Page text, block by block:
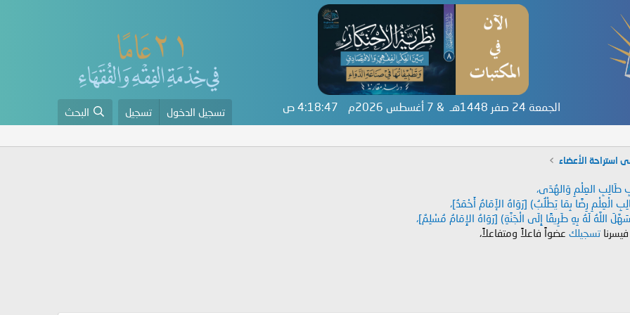
الجمعة 24 صفر 1448هـ & 7 أغسطس 2026م 4:18:47 ص تسجيل الدخول تسجيل البحث
استراحة الأعضاء
طَالِبِ العِلْمِ وَالهُدَى،
الْعِلْمِ رِضًا بِمَا يَطْلُبُ) [رَوَاهُ الإَمَامُ أَحْمَدُ]،
اللَّهُ لَهُ بِهِ طَرِيقًا إِلَى الْجَنَّةِ) [رَوَاهُ الإِمَامُ مُسْلِمٌ]،
تسجيلك عضواً فاعلاً ومتفاعلاً،